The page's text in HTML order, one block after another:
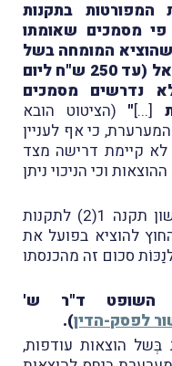
המפורטות בתקנות
מסמכים שאומתו
המומחה בשל
ארוחות בשל כל יום שהיה בישראל (עד 250 ש"ח ליום
כבעבר לא נדרשים מסמכים
[...]
" (הציטוט הובא
כי אף לעניין
חוץ לא קיימת דרישה מצד
וכי הניכוי ניתן
המשיב, לעומת זאת, גורס, כי מלשון תקנה 1(2) לתקנות
להוציא בפועל את
סכום זה מהכנסתו
השופט ד"ר ש'
לפסק-הדין).
הוצאות עודפות,